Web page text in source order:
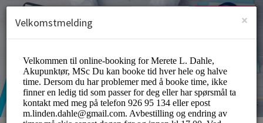
Registrering
×
Velkomstmelding